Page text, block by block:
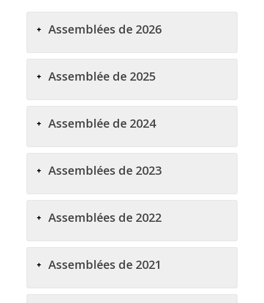
Assemblées de 2026
Assemblée de 2025
Assemblée de 2024
Assemblées de 2023
Assemblées de 2022
Assemblées de 2021